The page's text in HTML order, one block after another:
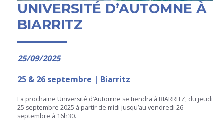
UNIVERSITÉ D’AUTOMNE À
BIARRITZ
25/09/2025
25 & 26 septembre | Biarritz
La prochaine Université d’Automne se tiendra à BIARRITZ, du jeudi
25 septembre 2025 à partir de midi jusqu’au vendredi 26
septembre à 16h30.